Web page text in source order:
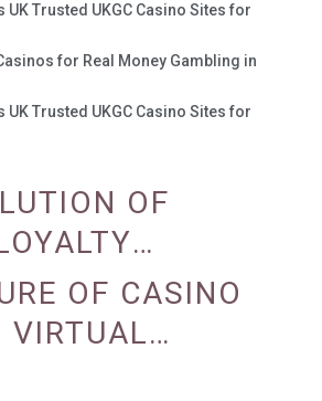
UK Trusted UKGC Casino Sites for
for Real Money Gambling in
UK Trusted UKGC Casino Sites for
OF
OF CASINO
VIRTUAL